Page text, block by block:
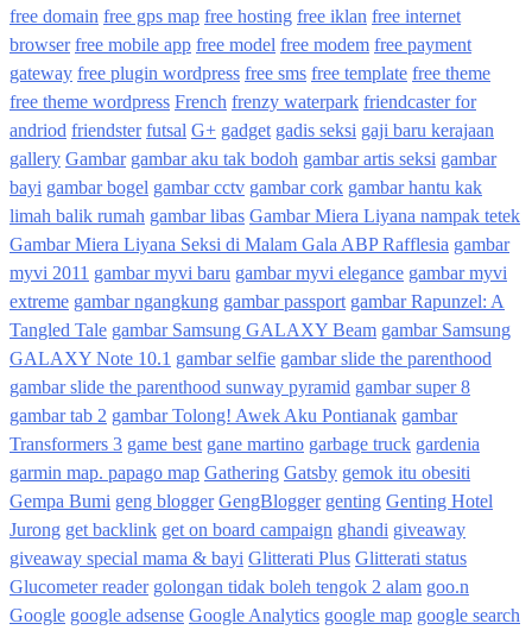
free domain free gps map free hosting free iklan free internet
browser free mobile app free model free modem free payment
gateway free plugin wordpress free sms free template free theme
free theme wordpress French frenzy waterpark friendcaster for
andriod friendster futsal G+ gadget gadis seksi gaji baru kerajaan
gallery Gambar gambar aku tak bodoh gambar artis seksi gambar
bayi gambar bogel gambar cctv gambar cork gambar hantu kak
limah balik rumah gambar libas Gambar Miera Liyana nampak tetek
Gambar Miera Liyana Seksi di Malam Gala ABP Rafflesia gambar
myvi 2011 gambar myvi baru gambar myvi elegance gambar myvi
extreme gambar ngangkung gambar passport gambar Rapunzel: A
Tangled Tale gambar Samsung GALAXY Beam gambar Samsung
GALAXY Note 10.1 gambar selfie gambar slide the parenthood
gambar slide the parenthood sunway pyramid gambar super 8
gambar tab 2 gambar Tolong! Awek Aku Pontianak gambar
Transformers 3 game best gane martino garbage truck gardenia
garmin map. papago map Gathering Gatsby gemok itu obesiti
Gempa Bumi geng blogger GengBlogger genting Genting Hotel
Jurong get backlink get on board campaign ghandi giveaway
giveaway special mama & bayi Glitterati Plus Glitterati status
Glucometer reader golongan tidak boleh tengok 2 alam goo.n
Google google adsense Google Analytics google map google search